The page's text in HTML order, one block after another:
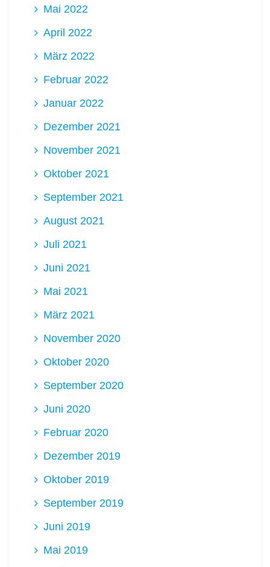
Mai 2022
April 2022
März 2022
Februar 2022
Januar 2022
Dezember 2021
November 2021
Oktober 2021
September 2021
August 2021
Juli 2021
Juni 2021
Mai 2021
März 2021
November 2020
Oktober 2020
September 2020
Juni 2020
Februar 2020
Dezember 2019
Oktober 2019
September 2019
Juni 2019
Mai 2019